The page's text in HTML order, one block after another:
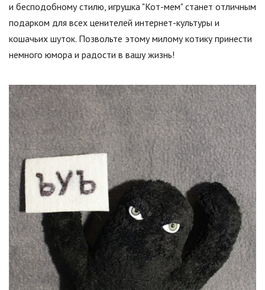
и бесподобному стилю, игрушка "Кот-мем" станет отличным
подарком для всех ценителей интернет-культуры и
кошачьих шуток. Позвольте этому милому котику принести
немного юмора и радости в вашу жизнь!